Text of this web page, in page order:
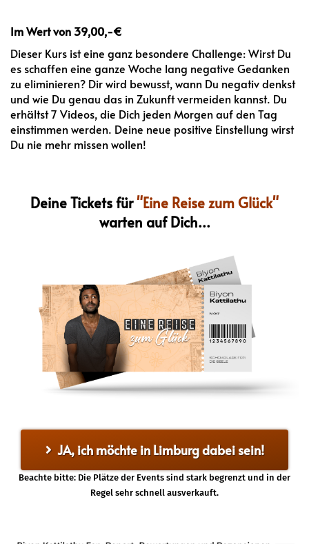
Im Wert von 39,00,-€
Dieser Kurs ist eine ganz besondere Challenge: Wirst Du
es schaffen eine ganze Woche lang negative Gedanken
zu eliminieren? Dir wird bewusst, wann Du negativ denkst
und wie Du genau das in Zukunft vermeiden kannst. Du
erhältst 7 Videos, die Dich jeden Morgen auf den Tag
einstimmen werden. Deine neue positive Einstellung wirst
Du nie mehr missen wollen!
Deine Tickets für"Eine Reise zum Glück"
warten auf Dich...
JA, ich möchte in Limburg dabei sein!
Beachte bitte: Die Plätze der Events sind stark begrenzt und in der
Regel sehr schnell ausverkauft.